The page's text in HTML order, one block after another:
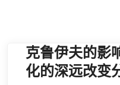
克鲁伊夫的影
化的深远改变